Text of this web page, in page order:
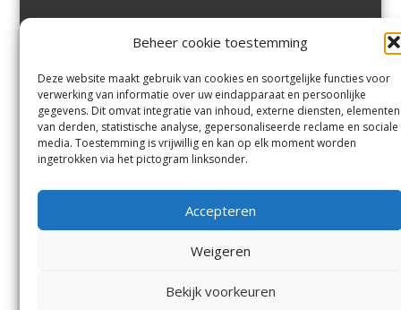
Beheer cookie toestemming
Deze website maakt gebruik van cookies en soortgelijke functies voor
verwerking van informatie over uw eindapparaat en persoonlijke
gegevens. Dit omvat integratie van inhoud, externe diensten, elementen
van derden, statistische analyse, gepersonaliseerde reclame en sociale
media. Toestemming is vrijwillig en kan op elk moment worden
ingetrokken via het pictogram linksonder.
Accepteren
Weigeren
Bekijk voorkeuren
Margadantstraat 34
0255-533900
info@jutter.nlofinfo@hofgee
st.nl
Velserbroek,Velsen-Zuid,
Zuid,Driehuisen
Spaarnwoude.
Contact
Andere uitgaven
Voorwaarden
© Kennemerland Pers B.V.